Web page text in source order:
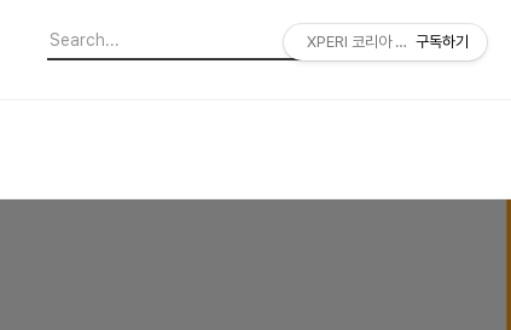
XPERI 코리아 공식 블로그
구독하기